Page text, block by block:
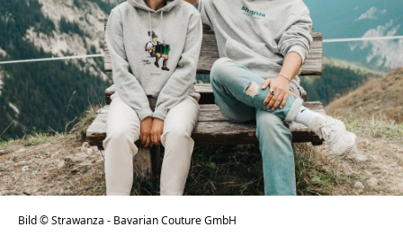
Newsreader
Stellenangebote
Unternehmen
Das geheime Geräusch
Bild © Strawanza - Bavarian Couture GmbH